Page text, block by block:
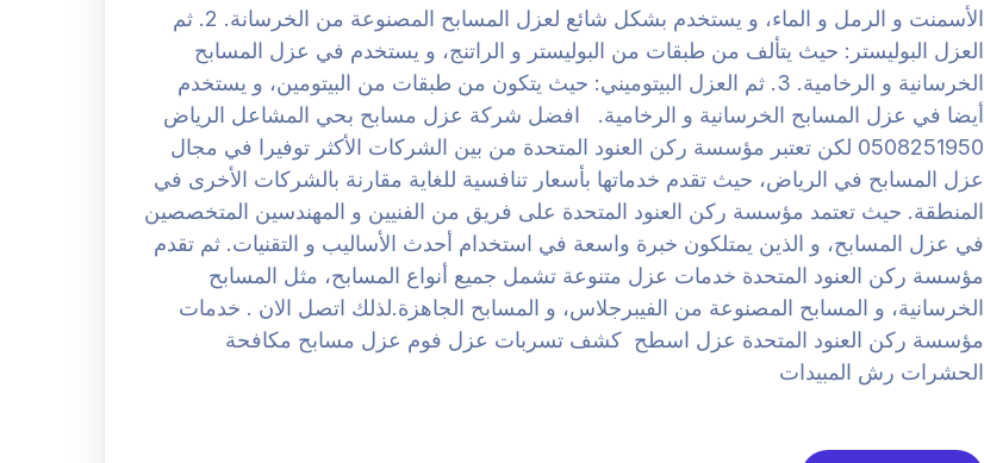
الأسمنت و الرمل و الماء، و يستخدم بشكل شائع لعزل المسابح المصنوعة من الخرسانة. 2. ثم
العزل البوليستر: حيث يتألف من طبقات من البوليستر و الراتنج، و يستخدم في عزل المسابح
الخرسانية و الرخامية. 3. ثم العزل البيتوميني: حيث يتكون من طبقات من البيتومين، و يستخدم
أيضا في عزل المسابح الخرسانية و الرخامية. افضل شركة عزل مسابح بحي المشاعل الرياض
0508251950 لكن تعتبر مؤسسة ركن العنود المتحدة من بين الشركات الأكثر توفيرا في مجال
عزل المسابح في الرياض، حيث تقدم خدماتها بأسعار تنافسية للغاية مقارنة بالشركات الأخرى في
المنطقة. حيث تعتمد مؤسسة ركن العنود المتحدة على فريق من الفنيين و المهندسين المتخصصين
في عزل المسابح، و الذين يمتلكون خبرة واسعة في استخدام أحدث الأساليب و التقنيات. ثم تقدم
مؤسسة ركن العنود المتحدة خدمات عزل متنوعة تشمل جميع أنواع المسابح، مثل المسابح
الخرسانية، و المسابح المصنوعة من الفيبرجلاس، و المسابح الجاهزة.لذلك اتصل الان . خدمات
مؤسسة ركن العنود المتحدة عزل اسطح كشف تسربات عزل فوم عزل مسابح مكافحة
الحشرات رش المبيدات